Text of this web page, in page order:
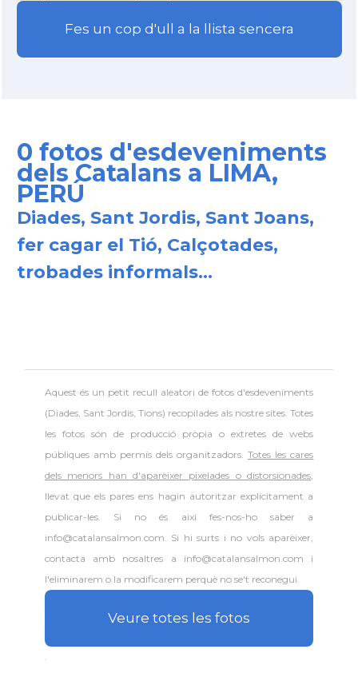
Fes un cop d'ull a la llista sencera
0 fotos d'esdeveniments
dels Catalans a LIMA,
PERÚ
Diades, Sant Jordis, Sant Joans,
fer cagar el Tió, Calçotades,
trobades informals...
Aquest és un petit recull aleatori defotos d'esdeveniments
(Diades, Sant Jordis, Tions) recopilades als nostre sites. Totes
les fotos són de producció pròpia o extretes de webs
públiques amb permís dels organitzadors.Totes les cares
dels menors han d'aparèixer pixelades o distorsionades,
llevat que els pares ens hagin autoritzar explícitament a
publicar-les. Si no és així fes-nos-ho saber a
info@catalansalmon.com. Si hi surts i no vols aparèixer,
contacta amb nosaltres a info@catalansalmon.com i
l'eliminarem o la modificarem perquè no se't reconegui.
Veure totes les fotos